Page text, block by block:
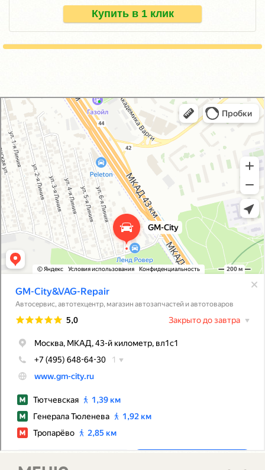
Купить в 1 клик
GM-City&VAG-Repair
Автосервис, автотехцентр в Москве
Магазин автозапчастей и автотоваров в Москве